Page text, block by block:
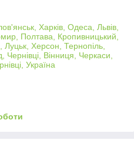
Харків, Одеса, Львів,
Полтава, Кропивницький,
Херсон, Тернопіль,
Чернівці, Вінниця, Черкаси,
Україна